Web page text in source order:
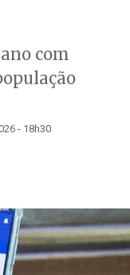
com
- 18h30